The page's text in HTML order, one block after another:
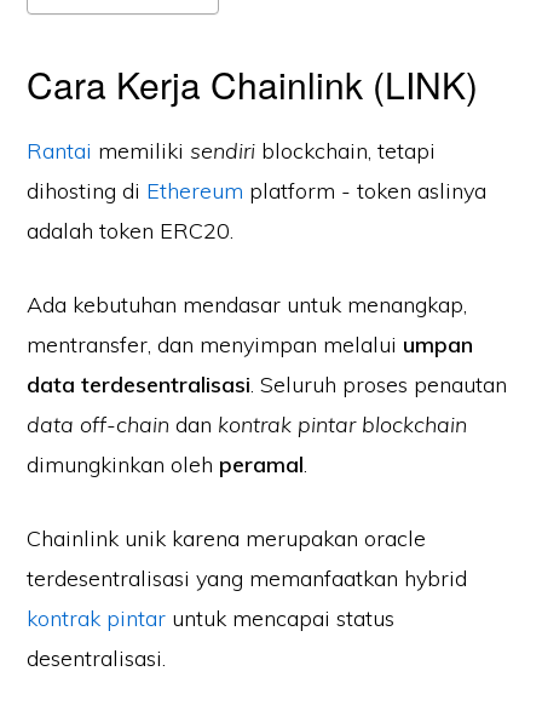
Cara Kerja Chainlink (LINK)
Rantai memilikisendiri blockchain, tetapi
dihosting di Ethereum platform - token aslinya
adalah token ERC20.
Ada kebutuhan mendasar untuk menangkap,
mentransfer, dan menyimpan melalui umpan
data terdesentralisasi. Seluruh proses penautan
data off-chain dan kontrak pintar blockchain
dimungkinkan oleh peramal.
Chainlink unik karena merupakan oracle
terdesentralisasi yang memanfaatkan hybrid
kontrak pintar untuk mencapai status
desentralisasi.